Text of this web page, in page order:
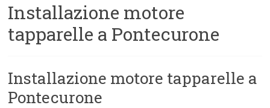
Installazione motore
tapparelle a Pontecurone
Installazione motore tapparelle a
Pontecurone